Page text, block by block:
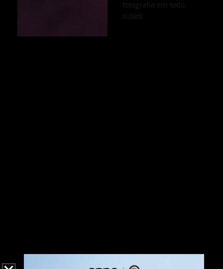
fotografia em todo
o país.